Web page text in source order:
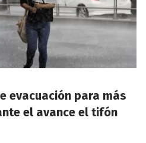
evacuación para más
el avance el tifón